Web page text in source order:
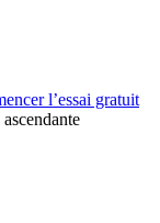
l’essai gratuit